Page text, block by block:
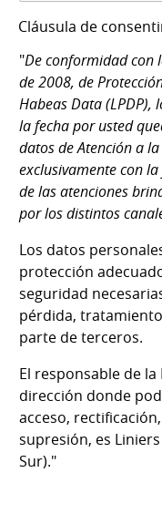
Cláusula de
"De conformidad con
de 2008, de
Habeas Data
la fecha por usted
datos de Atención a
exclusivamente con
de las atenciones
por los distintos
Los datos
protección
seguridad
pérdida,
parte de terceros.
El responsable de la
dirección donde
acceso,
supresión, es
Sur)."